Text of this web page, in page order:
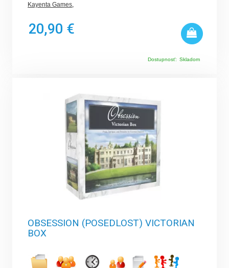
Kayenta Games,
20,90 €
Dostupnosť: Skladom
OBSESSION (POSEDLOST) VICTORIAN
BOX